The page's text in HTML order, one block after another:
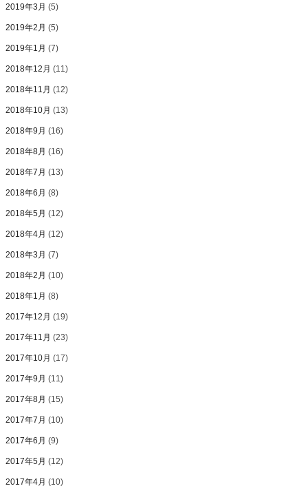
2019年3月 (5)
2019年2月 (5)
2019年1月 (7)
2018年12月 (11)
2018年11月 (12)
2018年10月 (13)
2018年9月 (16)
2018年8月 (16)
2018年7月 (13)
2018年6月 (8)
2018年5月 (12)
2018年4月 (12)
2018年3月 (7)
2018年2月 (10)
2018年1月 (8)
2017年12月 (19)
2017年11月 (23)
2017年10月 (17)
2017年9月 (11)
2017年8月 (15)
2017年7月 (10)
2017年6月 (9)
2017年5月 (12)
2017年4月 (10)